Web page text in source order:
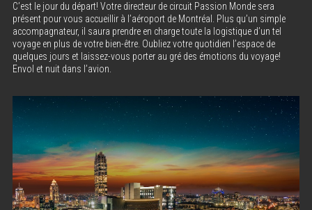
C’est le jour du départ! Votre directeur de circuit Passion Monde sera
présent pour vous accueillir à l’aéroport de Montréal. Plus qu’un simple
accompagnateur, il saura prendre en charge toute la logistique d’un tel
voyage en plus de votre bien-être. Oubliez votre quotidien l’espace de
quelques jours et laissez-vous porter au gré des émotions du voyage!
Envol et nuit dans l’avion.